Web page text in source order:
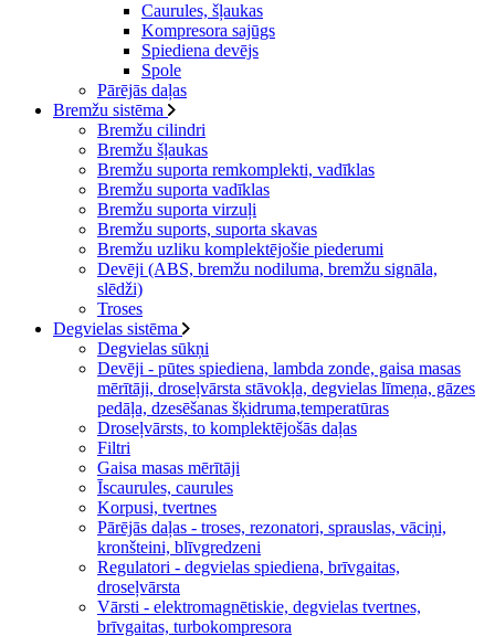
Caurules, šļaukas
Kompresora sajūgs
Spiediena devējs
Spole
Pārējās daļas
Bremžu sistēma
Bremžu cilindri
Bremžu šļaukas
Bremžu suporta remkomplekti, vadīklas
Bremžu suporta vadīklas
Bremžu suporta virzuļi
Bremžu suports, suporta skavas
Bremžu uzliku komplektējošie piederumi
Devēji (ABS, bremžu nodiluma, bremžu signāla,
slēdži)
Troses
Degvielas sistēma
Degvielas sūkņi
Devēji - pūtes spiediena, lambda zonde, gaisa masas
mērītāji, droseļvārsta stāvokļa, degvielas līmeņa, gāzes
pedāļa, dzesēšanas šķidruma,temperatūras
Droseļvārsts, to komplektējošās daļas
Filtri
Gaisa masas mērītāji
Īscaurules, caurules
Korpusi, tvertnes
Pārējās daļas - troses, rezonatori, sprauslas, vāciņi,
kronšteini, blīvgredzeni
Regulatori - degvielas spiediena, brīvgaitas,
droseļvārsta
Vārsti - elektromagnētiskie, degvielas tvertnes,
brīvgaitas, turbokompresora